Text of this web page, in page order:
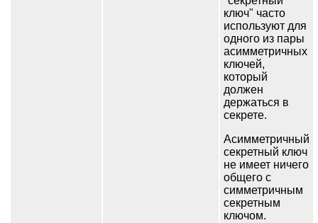
ключ" часто
используют для
одного из пары
асимметричных
ключей,
который
должен
держаться в
секрете.
Асимметричный
секретный ключ
не имеет ничего
общего с
симметричным
секретным
ключом.